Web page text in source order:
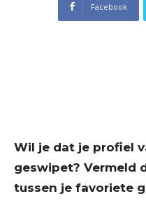
Facebook
Wil je dat je profiel
geswipet? Vermeld
tussen je favoriete